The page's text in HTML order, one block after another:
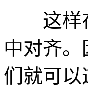
这样在
中对齐
们就可以